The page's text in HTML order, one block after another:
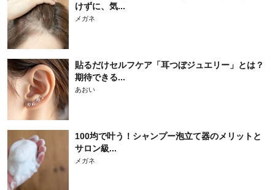
けずに、気...
メガネ
貼るだけセルフケア「耳つぼジュエリー」とは？
期待できる...
あおい
100均で叶う！シャンプー泡立て器のメリットと
サロン級...
メガネ